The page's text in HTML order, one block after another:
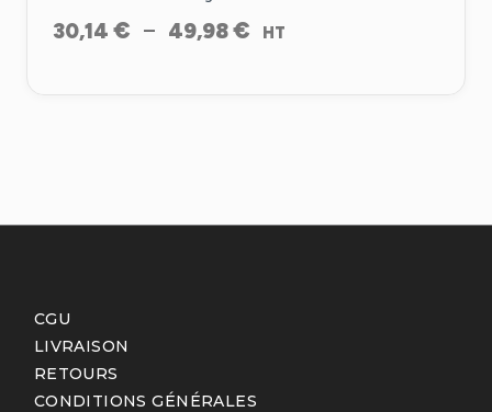
30,14 € – 49,98€ Plage
HT
CGU
LIVRAISON
RETOURS
CONDITIONS GÉNÉRALES